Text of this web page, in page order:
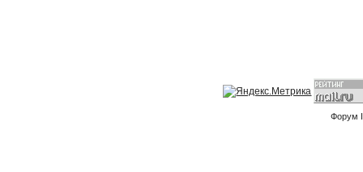
Форум